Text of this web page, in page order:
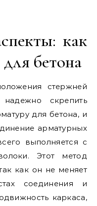
как
бетона
стержней
скрепить
для бетона, и
арматурных
выполняется с
Этот метод
как он не меняет
соединения и
каркаса,